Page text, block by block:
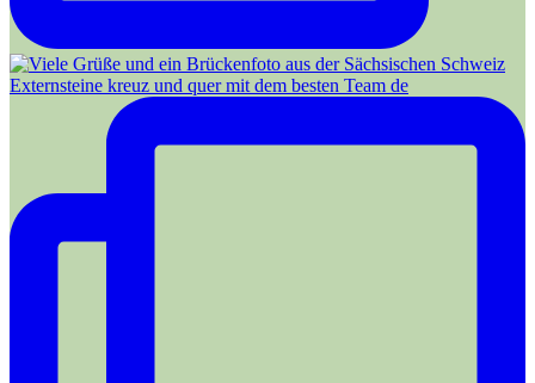
Externsteine kreuz und quer mit dem besten Team de